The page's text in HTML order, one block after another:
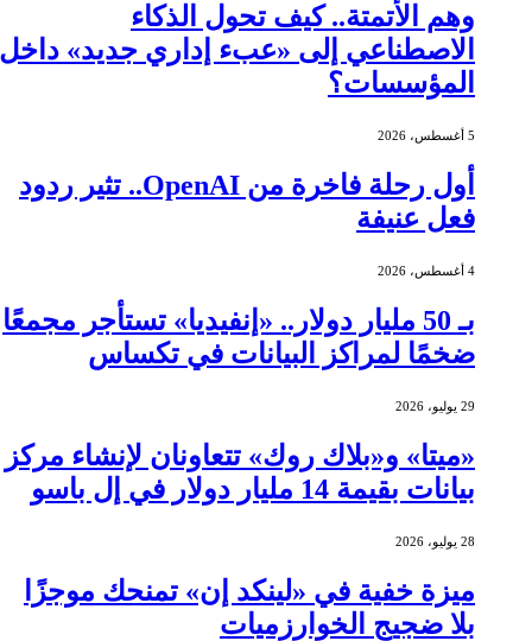
وهم الأتمتة.. كيف تحول الذكاء
الاصطناعي إلى «عبء إداري جديد» داخل
المؤسسات؟
5 أغسطس، 2026
أول رحلة فاخرة من OpenAI.. تثير ردود
فعل عنيفة
4 أغسطس، 2026
بـ 50 مليار دولار.. «إنفيديا» تستأجر مجمعًا
ضخمًا لمراكز البيانات في تكساس
29 يوليو، 2026
«ميتا» و«بلاك روك» تتعاونان لإنشاء مركز
بيانات بقيمة 14 مليار دولار في إل باسو
28 يوليو، 2026
ميزة خفية في «لينكد إن» تمنحك موجزًا
بلا ضجيج الخوارزميات